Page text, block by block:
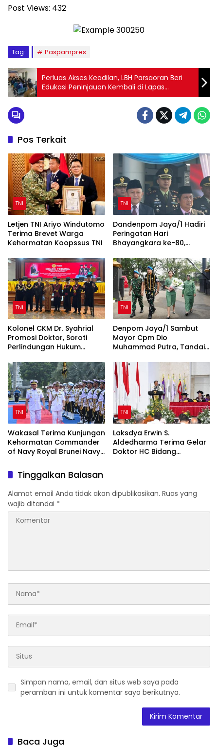
Post Views: 432
Tag: Paspampres
Perluas Akses Keadilan, LBH Parsaoran Beri
Edukasi Peninjauan Kembali di Lapas
Pematangsiantar
Pos Terkait
TNI
Letjen TNI Ariyo Windutomo
Terima Brevet Warga
Kehormatan Koopssus TNI
TNI
Dandenpom Jaya/1 Hadiri
Peringatan Hari
Bhayangkara ke-80,
TNI
Kolonel CKM Dr. Syahrial
Promosi Doktor, Soroti
Perlindungan Hukum
Disabilitas
TNI
Denpom Jaya/1 Sambut
Mayor Cpm Dio
Muhammad Putra, Tandai
TNI
Wakasal Terima Kunjungan
Kehormatan Commander
of Navy Royal Brunei Navy
TNI
Laksdya Erwin S.
Aldedharma Terima Gelar
Doktor HC Bidang
Tinggalkan Balasan
Alamat email Anda tidak akan dipublikasikan. Ruas yang
wajib ditandai *
Simpan nama, email, dan situs web saya pada
peramban ini untuk komentar saya berikutnya.
Baca Juga